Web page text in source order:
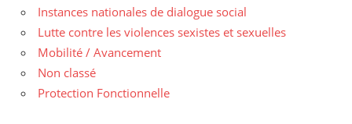
Instances nationales de dialogue social
Lutte contre les violences sexistes et sexuelles
Mobilité / Avancement
Non classé
Protection Fonctionnelle